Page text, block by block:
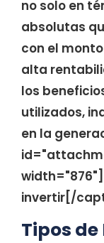
no solo en
absolutas
con el
alta
los
utilizados,
en la
invertir[/
Tipos